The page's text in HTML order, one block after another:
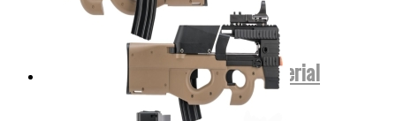
Menace Tippmann co2 .50 (Material
polímero No...